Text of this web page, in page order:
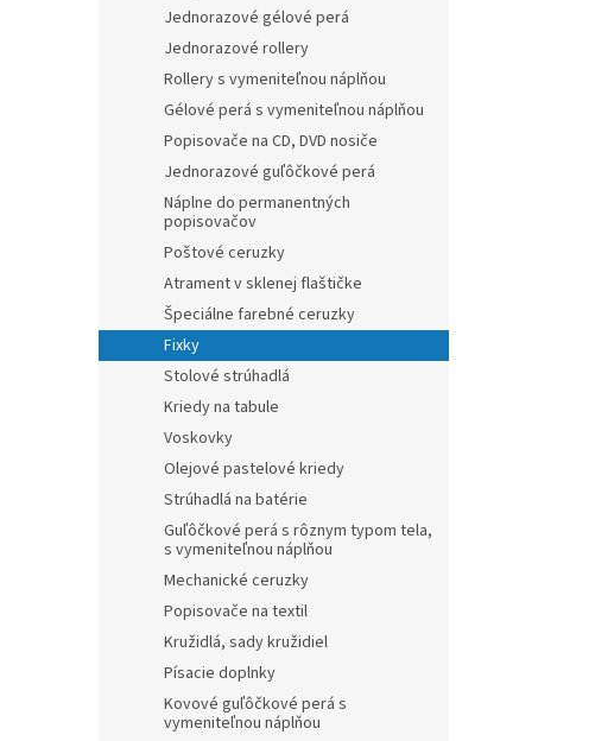
Jednorazové gélové perá
Jednorazové rollery
Rollery s vymeniteľnou náplňou
Gélové perá s vymeniteľnou náplňou
Popisovače na CD, DVD nosiče
Jednorazové guľôčkové perá
Náplne do permanentných
popisovačov
Poštové ceruzky
Atrament v sklenej flaštičke
Špeciálne farebné ceruzky
Fixky
Stolové strúhadlá
Kriedy na tabule
Voskovky
Olejové pastelové kriedy
Strúhadlá na batérie
Guľôčkové perá s rôznym typom tela,
s vymeniteľnou náplňou
Mechanické ceruzky
Popisovače na textil
Kružidlá, sady kružidiel
Písacie doplnky
Kovové guľôčkové perá s
vymeniteľnou náplňou